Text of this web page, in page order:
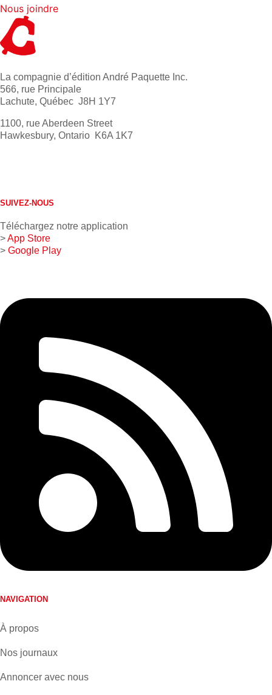
Nous joindre
La compagnie d’édition André Paquette Inc.
566, rue Principale
Lachute, Québec J8H 1Y7
1100, rue Aberdeen Street
Hawkesbury, Ontario K6A 1K7
SUIVEZ-NOUS
Téléchargez notre application
>App Store
> Google Play
NAVIGATION
À propos
Nos journaux
Annoncer avec nous